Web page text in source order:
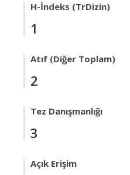
H-İndeks (TrDizin)
1
Atıf (Diğer Toplam)
2
Tez Danışmanlığı
3
Açık Erişim